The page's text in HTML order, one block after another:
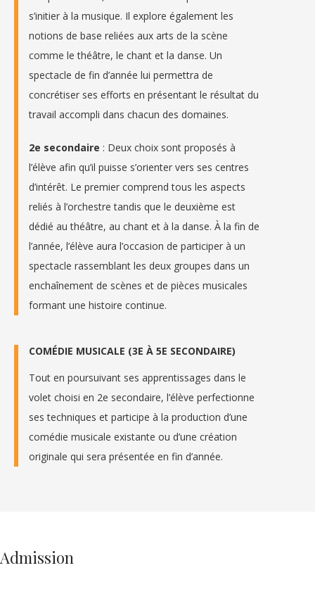
s’initier à la musique. Il explore également les
notions de base reliées aux arts de la scène
comme le théâtre, le chant et la danse. Un
spectacle de fin d’année lui permettra de
concrétiser ses efforts en présentant le résultat du
travail accompli dans chacun des domaines.
2e secondaire : Deux choix sont proposés à
l’élève afin qu’il puisse s’orienter vers ses centres
d’intérêt. Le premier comprend tous les aspects
reliés à l’orchestre tandis que le deuxième est
dédié au théâtre, au chant et à la danse. À la fin de
l’année, l’élève aura l’occasion de participer à un
spectacle rassemblant les deux groupes dans un
enchaînement de scènes et de pièces musicales
formant une histoire continue.
COMÉDIE MUSICALE (3E À 5E SECONDAIRE)
Tout en poursuivant ses apprentissages dans le
volet choisi en 2e secondaire, l’élève perfectionne
ses techniques et participe à la production d’une
comédie musicale existante ou d’une création
originale qui sera présentée en fin d’année.
Admission